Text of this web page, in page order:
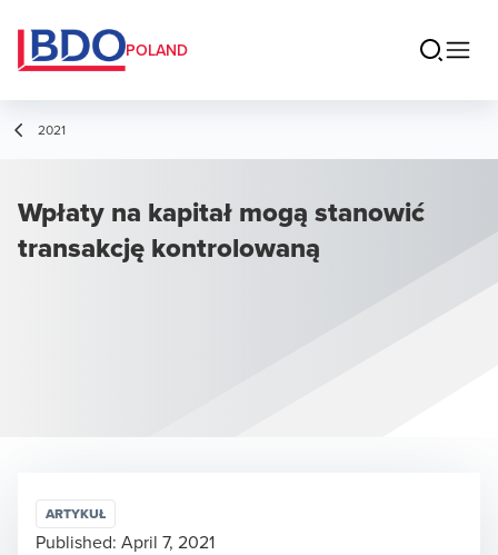
POLAND
2021
Wpłaty na kapitał mogą stanowić
transakcję kontrolowaną
ARTYKUŁ
Published: April 7, 2021